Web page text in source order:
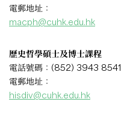
電郵地址：
macph@cuhk.edu.hk
歷史哲學碩士及博士課程
電話號碼：(852) 3943 8541
電郵地址：
hisdiv@cuhk.edu.hk